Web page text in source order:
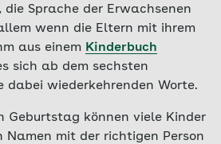
Sprache der Erwachsenen
wenn die Eltern mit ihrem
aus einem Kinderbuch
sich ab dem sechsten
dabei wiederkehrenden Worte.
Geburtstag können viele Kinder
Namen mit der richtigen Person